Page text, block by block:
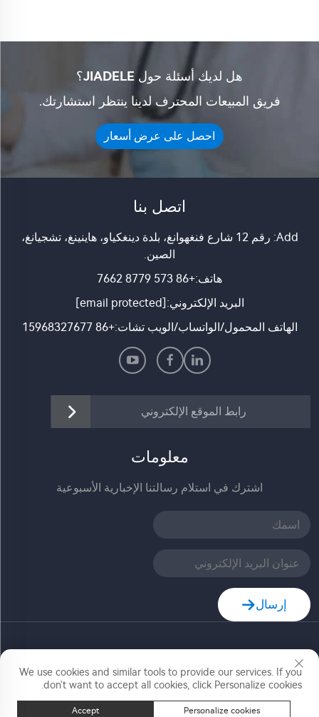
هل لديك أسئلة حول JIADELE؟
فريق المبيعات المحترف لدينا ينتظر استشارتك.
احصل على عرض أسعار
اتصل بنا
Add: رقم 12 شارع فنغهوانغ، بلدة دينغكياو، هاينينغ، تشجيانغ،
الصين.
هاتف:+86 573 8779 7662
البريد الإلكتروني: [email protected]
الهاتف المحمول/الواتساب/الويب تشات:+86 15968327677
رابط الموقع الإلكتروني
معلومات
اشترك في استلام رسالتنا الإخبارية الأسبوعية
إرسال
حقوق النشر © شركة زهيجيانغ جيا ديله للتكنولوجيا المحدودة.
جميع الحقوق محفوظة
We use cookies and similar tools to provide our services. If you
don't want to accept all cookies, click Personalize cookies.
Personalize cookies
Accept